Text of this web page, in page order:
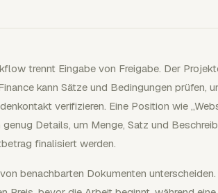
trennt Eingabe von Freigabe. Der
kann Sätze und Bedingungen prüfen,
verifizieren. Eine Position wie
Details, um Menge, Satz und
finalisiert werden.
benachbarten Dokumenten